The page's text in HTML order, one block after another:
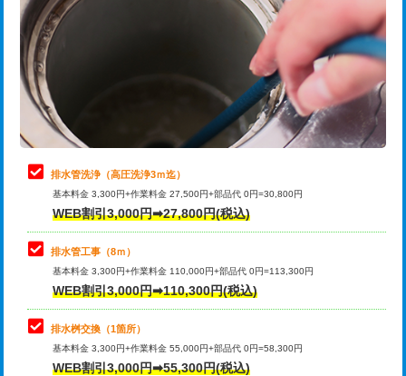
給水管工事※（ライニング鋼管・銅
管・ポリ管・HT管使用/3ｍ超え)
+8,800円
排水管工事（土の掘削・埋め戻し作
業）
11,000円~
排水管工事（排水管工事/3ｍまで） 55,000円
排水管工事（追加 排水管工事/3ｍ超
え）
マス交換（土の掘削・埋め戻し作業）
マス交換（深さ50㎝未満）
マス交換（深さ50㎝以上）
コンクリート斫り（厚さ10㎝まで）
コンクリート斫り（厚さ10㎝超え）
カメラ調査 33,000円
桝清掃 8,800円
止水・漏水調査・防水処理・清掃・修
理・調整・分解・加工など（軽作業）
11,000円
止水・漏水調査・防水処理・清掃・修
理・調整・分解・加工など（中作業）
22,000円
止水・漏水調査・防水処理・清掃・修
理・調整・分解・加工など（重作業）
33,000円
その他部品の脱着
交換・取付（タンク）
交換・取付(単水栓（壁付・デッキ
式）)
排水管洗浄（高圧洗浄3ｍ迄）
基本料金 3,300円+作業料金 27,500円+部品代 0円=30,800円
WEB割引3,000円➡27,800円(税込)
排水管工事（8ｍ）
基本料金 3,300円+作業料金 110,000円+部品代 0円=113,300円
WEB割引3,000円➡110,300円(税込)
排水桝交換（1箇所）
基本料金 3,300円+作業料金 55,000円+部品代 0円=58,300円
WEB割引3,000円➡55,300円(税込)